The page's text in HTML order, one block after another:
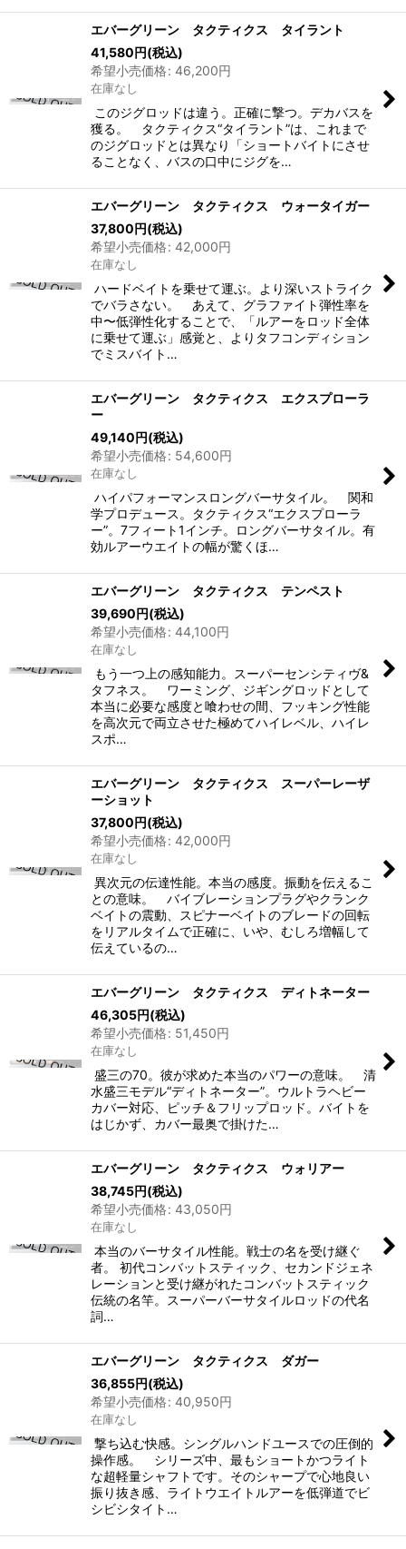
エバーグリーン タクティクス タイラント
41,580円(税込)
希望小売価格: 46,200円
在庫なし
このジグロッドは違う。正確に撃つ。デカバスを
獲る。 タクティクス“タイラント”は、これまで
のジグロッドとは異なり「ショートバイトにさせ
ることなく、バスの口中にジグを…
エバーグリーン タクティクス ウォータイガー
37,800円(税込)
希望小売価格: 42,000円
在庫なし
ハードベイトを乗せて運ぶ。より深いストライク
でバラさない。 あえて、グラファイト弾性率を
中〜低弾性化することで、「ルアーをロッド全体
に乗せて運ぶ」感覚と、よりタフコンディション
でミスバイト…
エバーグリーン タクティクス エクスプローラ
ー
49,140円(税込)
希望小売価格: 54,600円
在庫なし
ハイパフォーマンスロングバーサタイル。 関和
学プロデュース。タクティクス“エクスプローラ
ー”。7フィート1インチ。ロングバーサタイル。有
効ルアーウエイトの幅が驚くほ…
エバーグリーン タクティクス テンペスト
39,690円(税込)
希望小売価格: 44,100円
在庫なし
もう一つ上の感知能力。スーパーセンシティヴ&
タフネス。 ワーミング、ジギングロッドとして
本当に必要な感度と喰わせの間、フッキング性能
を高次元で両立させた極めてハイレベル、ハイレ
スポ…
エバーグリーン タクティクス スーパーレーザ
ーショット
37,800円(税込)
希望小売価格: 42,000円
在庫なし
異次元の伝達性能。本当の感度。振動を伝えるこ
との意味。 バイブレーションプラグやクランク
ベイトの震動、スピナーベイトのブレードの回転
をリアルタイムで正確に、いや、むしろ増幅して
伝えているの…
エバーグリーン タクティクス ディトネーター
46,305円(税込)
希望小売価格: 51,450円
在庫なし
盛三の70。彼が求めた本当のパワーの意味。 清
水盛三モデル“ディトネーター”。ウルトラヘビー
カバー対応、ピッチ＆フリップロッド。バイトを
はじかず、カバー最奥で掛けた…
エバーグリーン タクティクス ウォリアー
38,745円(税込)
希望小売価格: 43,050円
在庫なし
本当のバーサタイル性能。戦士の名を受け継ぐ
者。 初代コンバットスティック、セカンドジェネ
レーションと受け継がれたコンバットスティック
伝統の名竿。スーパーバーサタイルロッドの代名
詞…
エバーグリーン タクティクス ダガー
36,855円(税込)
希望小売価格: 40,950円
在庫なし
撃ち込む快感。シングルハンドユースでの圧倒的
操作感。 シリーズ中、最もショートかつライト
な超軽量シャフトです。そのシャープで心地良い
振り抜き感、ライトウエイトルアーを低弾道でビ
シビシタイト…